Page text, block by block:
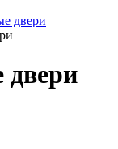
двери